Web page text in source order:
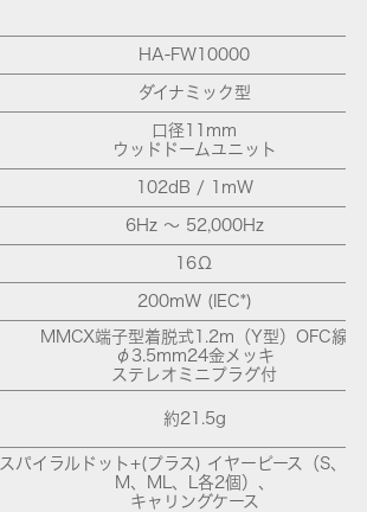
HA-FW10000
ダイナミック型
口径11mm
ウッドドームユニット
102dB / 1mW
6Hz ～ 52,000Hz
16Ω
200mW (IEC*)
MMCX端子型着脱式1.2m（Y型）OFC線
φ3.5mm24金メッキ
ステレオミニプラグ付
約21.5g
スパイラルドット+(プラス) イヤーピース（S、
M、ML、L各2個）、
キャリングケース